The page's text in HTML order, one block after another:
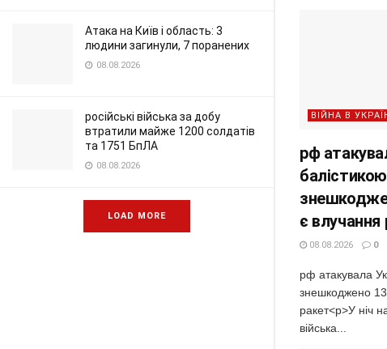
Атака на Київ і область: 3
людини загинули, 7 поранених
08.08.2026
російські війська за добу
втратили майже 1200 солдатів
та 1751 БпЛА
08.08.2026
LOAD MORE
ВІЙНА В
рф
є влучання
08.08.2026 0
рф атакувала
знешкоджено
ракет<p>У ніч
війська...